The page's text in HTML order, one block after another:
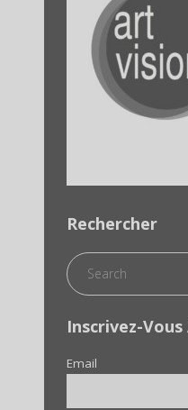
Rechercher
Inscrivez-
Email